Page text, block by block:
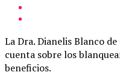
La Dra. Dianelis Blanco
cuenta sobre los
beneficios.